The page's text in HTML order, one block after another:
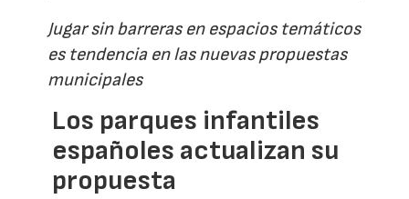
Jugar sin barreras en espacios temáticos
es tendencia en las nuevas propuestas
municipales
Los parques infantiles
españoles actualizan su
propuesta